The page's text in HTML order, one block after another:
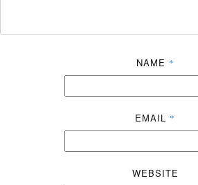
NAME *
EMAIL *
WEBSITE